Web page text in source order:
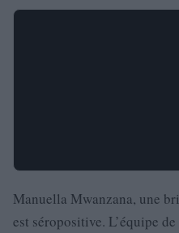
Manuella Mwanzana, une
est séropositive. L’équipe